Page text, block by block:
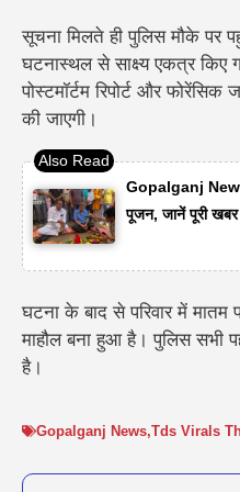
सूचना मिलते ही पुलिस मौके पर
घटनास्थल से साक्ष्य एकत्र किए
पोस्टमॉर्टम रिपोर्ट और
की जाएगी।
Gopalganj News:
पूजन, जानें पूरी खबर
घटना के बाद से परिवार में
माहौल बना हुआ है। पुलिस सभी
है।
Gopalganj News,Tds Virals